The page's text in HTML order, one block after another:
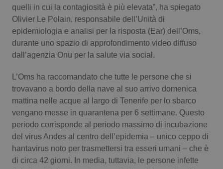
Edizioni Regionali
QS Pro
Professionisti Sanitari.AI
Abruzzo
Basilicata
Calabria
Campania
QS Pro Gold
Artrite & artrosi
Asma & BPCO
Car-T
QS Club Newsletter
quelli in cui la contagiosità è più elevata”, ha spiegato
Olivier Le Polain, responsabile dell’Unità di
epidemiologia e analisi per la risposta (Ear) dell’Oms,
durante uno spazio di approfondimento video diffuso
dall’agenzia Onu per la salute via social.
L’Oms ha raccomandato che tutte le persone che si
trovavano a bordo della nave al suo arrivo domenica
mattina nelle acque al largo di Tenerife per lo sbarco
vengano messe in quarantena per 6 settimane. Questo
periodo corrisponde al periodo massimo di incubazione
del virus Andes al centro dell’epidemia – unico ceppo di
hantavirus noto per trasmettersi tra esseri umani – che è
di circa 42 giorni. In media, tuttavia, le persone infette